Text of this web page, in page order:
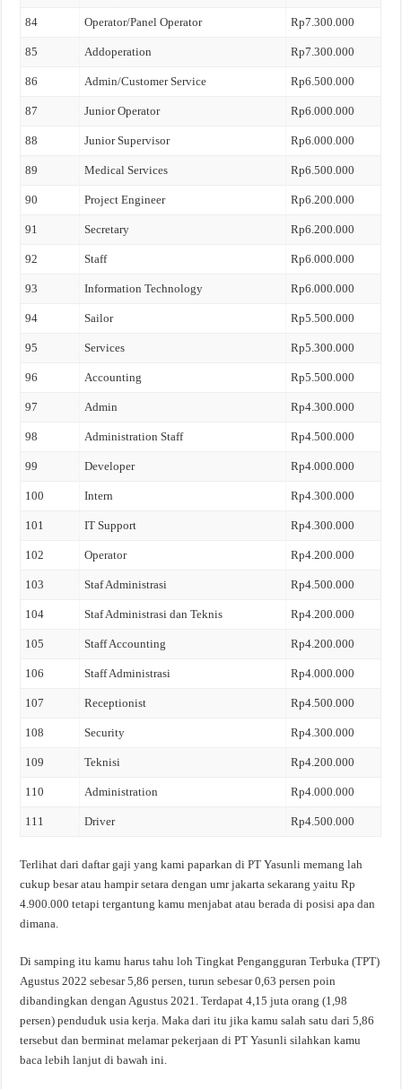
84 Operator/Panel Operator Rp7.300.000
85 Addoperation Rp7.300.000
86 Admin/Customer Service Rp6.500.000
87 Junior Operator Rp6.000.000
88 Junior Supervisor Rp6.000.000
89 Medical Services Rp6.500.000
90 Project Engineer Rp6.200.000
91 Secretary Rp6.200.000
92 Staff Rp6.000.000
93 Information Technology Rp6.000.000
94 Sailor Rp5.500.000
95 Services Rp5.300.000
96 Accounting Rp5.500.000
97 Admin Rp4.300.000
98 Administration Staff Rp4.500.000
99 Developer Rp4.000.000
100 Intern Rp4.300.000
101 IT Support Rp4.300.000
102 Operator Rp4.200.000
103 Staf Administrasi Rp4.500.000
104 Staf Administrasi dan Teknis Rp4.200.000
105 Staff Accounting Rp4.200.000
106 Staff Administrasi Rp4.000.000
107 Receptionist Rp4.500.000
108 Security Rp4.300.000
109 Teknisi Rp4.200.000
110 Administration Rp4.000.000
111 Driver Rp4.500.000
Terlihat dari daftar gaji yang kami paparkan di PT Yasunli memang lah
cukup besar atau hampir setara dengan umr jakarta sekarang yaitu Rp
4.900.000 tetapi tergantung kamu menjabat atau berada di posisi apa dan
dimana.
Di samping itu kamu harus tahu loh Tingkat Pengangguran Terbuka (TPT)
Agustus 2022 sebesar 5,86 persen, turun sebesar 0,63 persen poin
dibandingkan dengan Agustus 2021. Terdapat 4,15 juta orang (1,98
persen) penduduk usia kerja. Maka dari itu jika kamu salah satu dari 5,86
tersebut dan berminat melamar pekerjaan di PT Yasunli silahkan kamu
baca lebih lanjut di bawah ini.